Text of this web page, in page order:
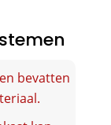
bevatten